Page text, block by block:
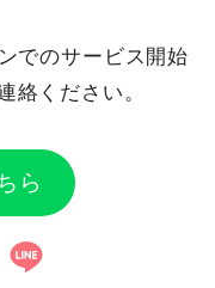
でのサービス開始
絡ください。
ら